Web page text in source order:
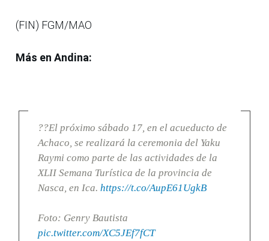
(FIN) FGM/MAO
Más en Andina:
??El próximo sábado 17, en el acueducto de
Achaco, se realizará la ceremonia del Yaku
Raymi como parte de las actividades de la
XLII Semana Turística de la provincia de
Nasca, en Ica. https://t.co/AupE61UgkB
Foto: Genry Bautista
pic.twitter.com/XC5JEf7fCT